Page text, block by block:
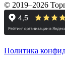
© 2019–2026
Политика